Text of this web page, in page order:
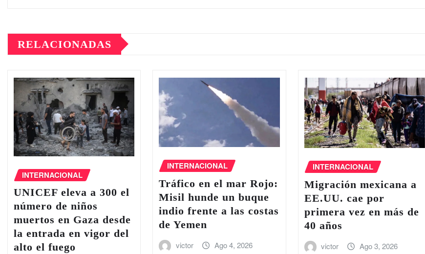
RELACIONADAS
INTERNACIONAL
UNICEF eleva a 300 el
número de niños
muertos en Gaza desde
la entrada en vigor del
alto el fuego
INTERNACIONAL
Tráfico en el ‌mar Rojo:
Misil hunde un buque
indio frente a las costas
de Yemen
victor Ago 4, 2026
INTERNACIONAL
Migración mexicana a
EE.UU. cae por
primera vez en más de
40 años
victor Ago 3, 2026